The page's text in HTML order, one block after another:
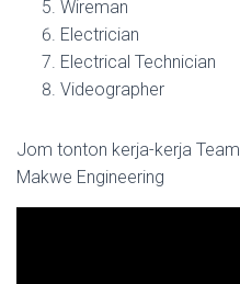
Wireman
Electrician
Electrical Technician
Videographer
Jom tonton kerja-kerja
Makwe Engineering